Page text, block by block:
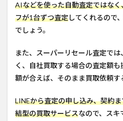
AIなどを使った自動査定ではな
フが1台ずつ査定してくれるので
でしょう。
また、スーパーリセール査定で
く、自社買取する場合の査定額
額が合えば、そのまま買取依頼す
LINEから査定の申し込み、契約
結型の買取サービスなので、スキ